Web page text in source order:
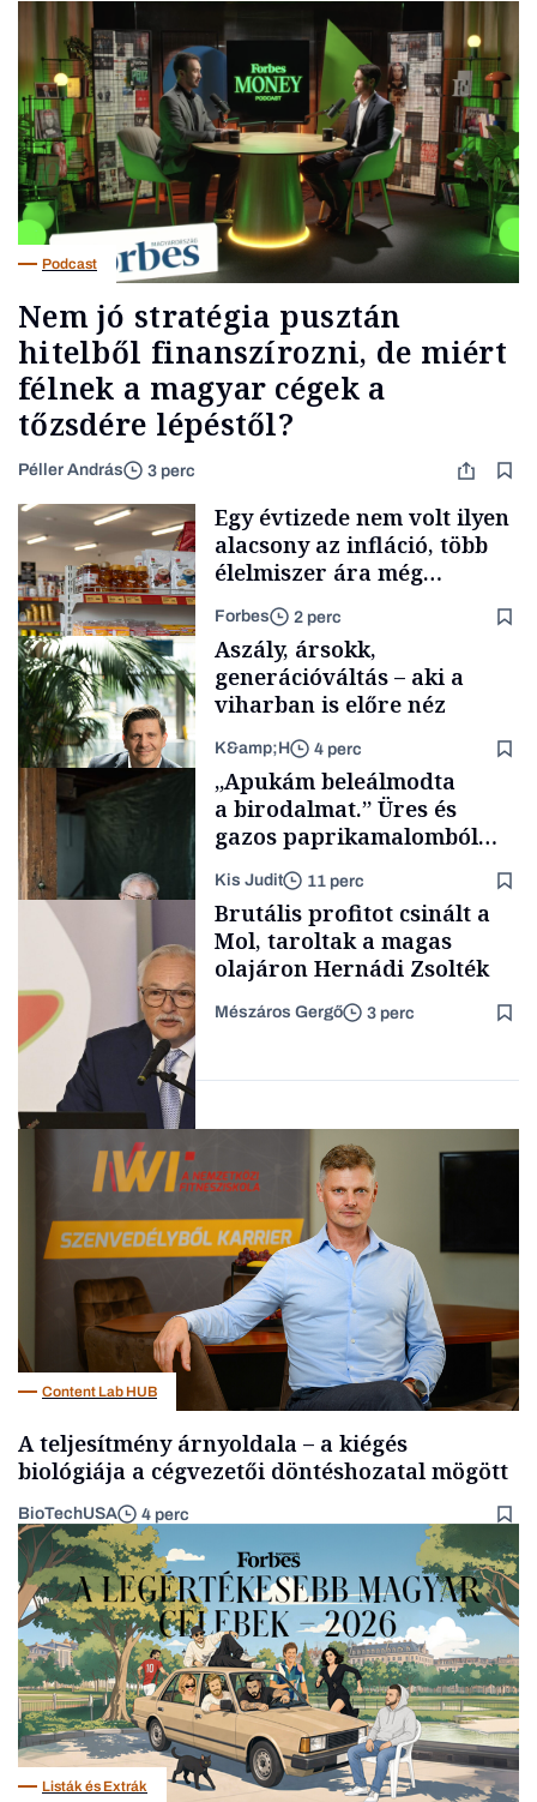
Podcast
Nem jó stratégia pusztán
hitelből finanszírozni, de miért
félnek a magyar cégek a
tőzsdére lépéstől?
Péller András 3 perc
Makro
Egy évtizede nem volt ilyen
alacsony az infláció, több
élelmiszer ára még
rohamosan csökken is
Forbes 2 perc
TÁMOGATÓI
TARTALOM
Aszály, ársokk,
generációváltás – aki a
viharban is előre néz
K&amp;H 4 perc
Családi
vállalkozások
„Apukám beleálmodta
a birodalmat.” Üres és
gazos paprikamalomból
lett az igazi családi
fűszersztori
Kis Judit 11 perc
Befektetés
Brutális profitot csinált a
Mol, taroltak a magas
olajáron Hernádi Zsolték
Mészáros Gergő 3 perc
Content Lab HUB
A teljesítmény árnyoldala – a kiégés
biológiája a cégvezetői döntéshozatal mögött
BioTechUSA 4 perc
Listák és Extrák